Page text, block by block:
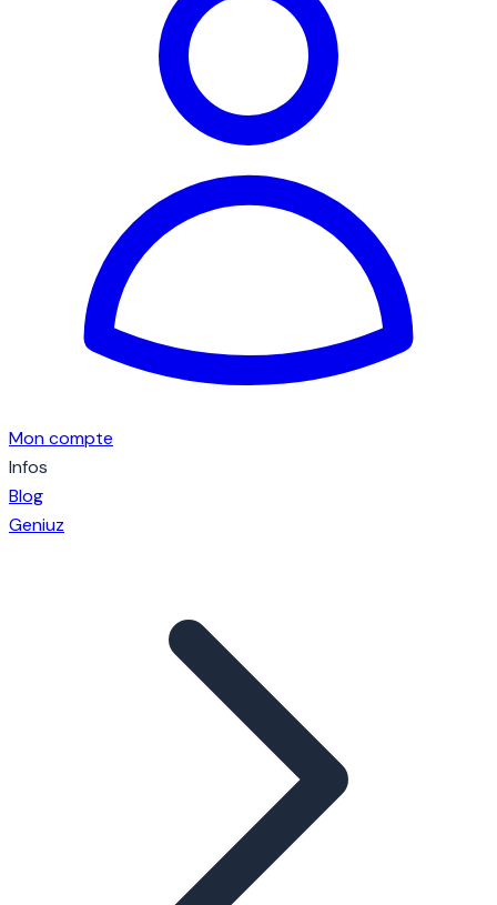
Mon compte
Infos
Blog
Geniuz